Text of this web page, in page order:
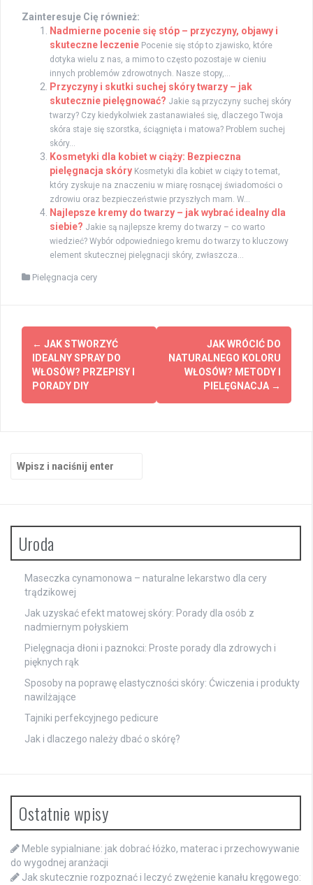
Zainteresuje Cię również:
Nadmierne pocenie się stóp – przyczyny, objawy i
skuteczne leczenie Pocenie się stóp to zjawisko, które
dotyka wielu z nas, a mimo to często pozostaje w cieniu
innych problemów zdrowotnych. Nasze stopy,...
Przyczyny i skutki suchej skóry twarzy – jak
skutecznie pielęgnować? Jakie są przyczyny suchej skóry
twarzy? Czy kiedykolwiek zastanawiałeś się, dlaczego Twoja
skóra staje się szorstka, ściągnięta i matowa? Problem suchej
skóry...
Kosmetyki dla kobiet w ciąży: Bezpieczna
pielęgnacja skóry Kosmetyki dla kobiet w ciąży to temat,
który zyskuje na znaczeniu w miarę rosnącej świadomości o
zdrowiu oraz bezpieczeństwie przyszłych mam. W...
Najlepsze kremy do twarzy – jak wybrać idealny dla
siebie? Jakie są najlepsze kremy do twarzy – co warto
wiedzieć? Wybór odpowiedniego kremu do twarzy to kluczowy
element skutecznej pielęgnacji skóry, zwłaszcza...
Pielęgnacja cery
Zobacz
wpisy
← JAK STWORZYĆ
IDEALNY SPRAY DO
WŁOSÓW? PRZEPISY I
PORADY DIY
JAK WRÓCIĆ DO
NATURALNEGO KOLORU
WŁOSÓW? METODY I
PIELĘGNACJA →
Szukaj:
Uroda
Maseczka cynamonowa – naturalne lekarstwo dla cery
trądzikowej
Jak uzyskać efekt matowej skóry: Porady dla osób z
nadmiernym połyskiem
Pielęgnacja dłoni i paznokci: Proste porady dla zdrowych i
pięknych rąk
Sposoby na poprawę elastyczności skóry: Ćwiczenia i produkty
nawilżające
Tajniki perfekcyjnego pedicure
Jak i dlaczego należy dbać o skórę?
Ostatnie wpisy
Meble sypialniane: jak dobrać łóżko, materac i przechowywanie
do wygodnej aranżacji
Jak skutecznie rozpoznać i leczyć zwężenie kanału kręgowego: